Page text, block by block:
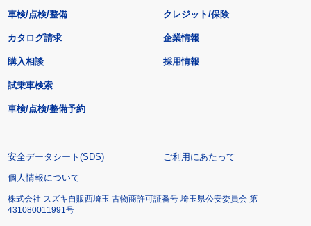
車検/点検/整備 クレジット/保険
カタログ請求
購入相談
試乗車検索
車検/点検/整備予約
企業情報
採用情報
安全データシート(SDS)
ご利用にあたって
個人情報について
株式会社 スズキ自販西埼玉 古物商許可証番号 埼玉県公安委員会 第
431080011991号